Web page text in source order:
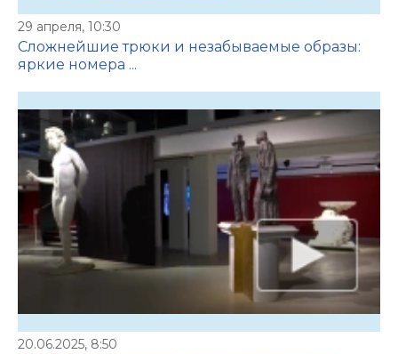
29 апреля, 10:30
Сложнейшие трюки и незабываемые образы:
яркие номера ...
20.06.2025, 8:50